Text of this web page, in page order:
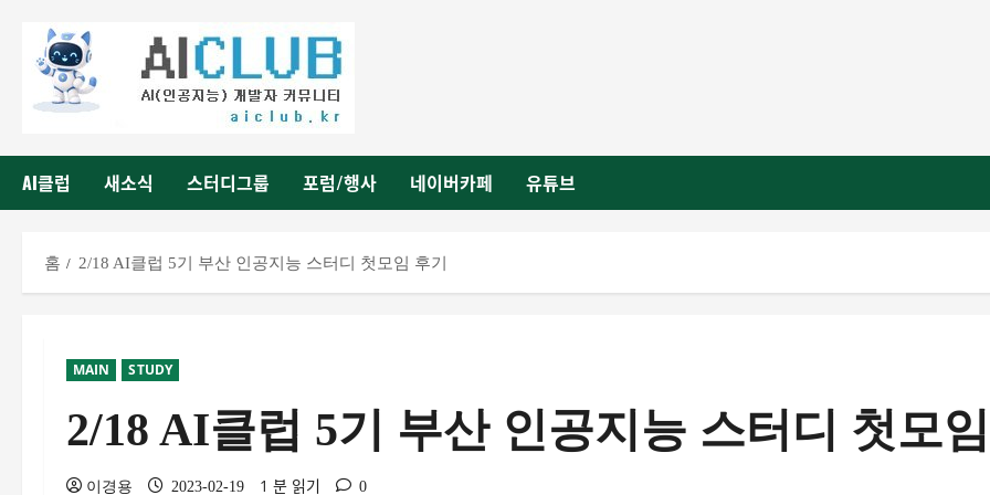
AI클럽 새소식 스터디그룹 포럼/행사 네이버카페 유튜브
홈 2/18 AI클럽 5기 부산 인공지능 스터디 첫모임 후기
MAIN STUDY
2/18 AI클럽 5기 부산 인공지능 스터디 첫모
이경용 2023-02-19 1 분 읽기 0